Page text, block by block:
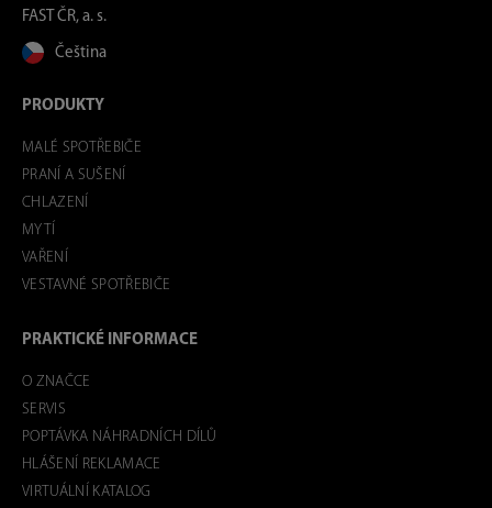
FAST ČR, a. s.
Čeština
PRODUKTY
MALÉ SPOTŘEBIČE
PRANÍ A SUŠENÍ
CHLAZENÍ
MYTÍ
VAŘENÍ
VESTAVNÉ SPOTŘEBIČE
PRAKTICKÉ INFORMACE
O ZNAČCE
SERVIS
POPTÁVKA NÁHRADNÍCH DÍLŮ
HLÁŠENÍ REKLAMACE
VIRTUÁLNÍ KATALOG